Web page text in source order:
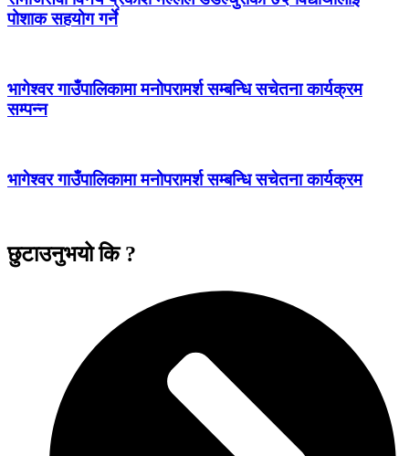
पोशाक सहयोग गर्ने
भागेश्वर गाउँपालिकामा मनोपरामर्श सम्बन्धि सचेतना कार्यक्रम
सम्पन्न
भागेश्वर गाउँपालिकामा मनोपरामर्श सम्बन्धि सचेतना कार्यक्रम
छुटाउनुभयो कि ?